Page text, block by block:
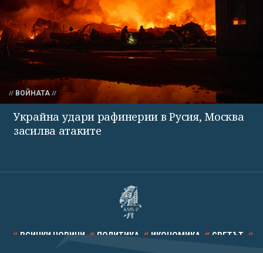
ВОЙНАТА
Украйна удари рафинерии в Русия, Москва
засилва атаките
ВСИЧКИ НОВИНИ ПОЛИТИКА ИКОНОМИКА СВЕТЪТ